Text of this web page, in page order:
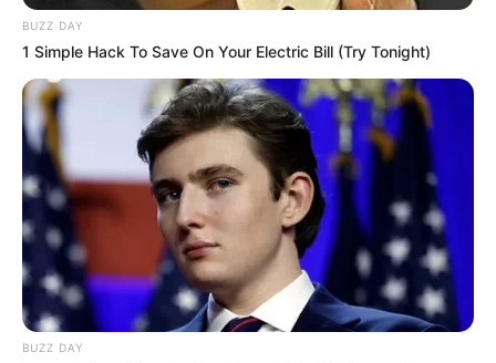
BUZZ DAY
1 Simple Hack To Save On Your Electric Bill (Try Tonight)
BUZZ DAY